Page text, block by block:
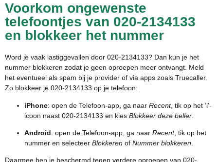
Voorkom ongewenste
telefoontjes van 020-2134133
en blokkeer het nummer
Word je vaak lastiggevallen door 020-2134133? Dan kun je het
nummer blokkeren zodat je geen oproepen meer ontvangt. Meld
het eventueel als spam bij je provider of via apps zoals Truecaller.
Zo blokkeer je 020-2134133 op je telefoon:
iPhone: open de Telefoon-app, ga naar Recent, tik op het ‘i’-
icoon naast 020-2134133 en kies Blokkeer deze beller
Android: open de Telefoon-app, ga naar Recent, tik op het
nummer en selecteer Blokkeren of Nummer blokkeren
Daarmee ben je beschermd tegen verdere oproepen van 020-